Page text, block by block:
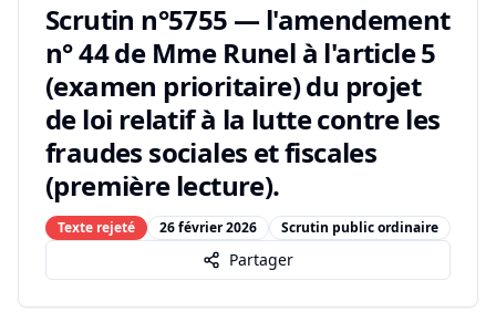
Scrutin n°5755 — l'amendement
n° 44 de Mme Runel à l'article 5
(examen prioritaire) du projet
de loi relatif à la lutte contre les
fraudes sociales et fiscales
(première lecture).
Texte rejeté 26 février 2026 Scrutin public ordinaire
Partager